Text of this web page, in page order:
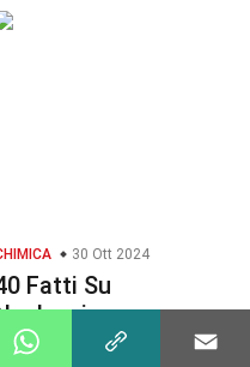
30 Ott 2024
Fatti Su